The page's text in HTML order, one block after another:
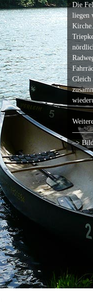
Die
liegen
Kirche.
Gleich
–>